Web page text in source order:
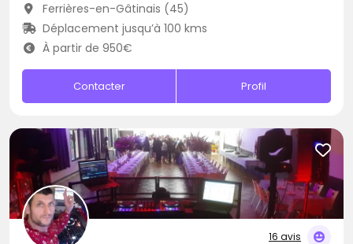
Ferrières-en-Gâtinais (45)
Déplacement jusqu’à 100 kms
À partir de 950€
Contacter Profil
16 avis